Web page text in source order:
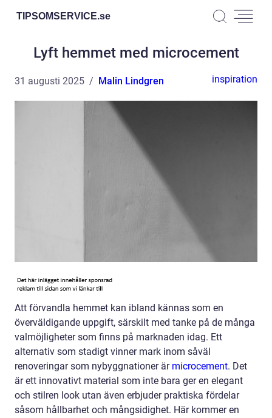
TIPSOMSERVICE.se
Lyft hemmet med microcement
31 augusti 2025 Malin Lindgren inspiration
Att förvandla hemmet kan ibland kännas som en
överväldigande uppgift, särskilt med tanke på de många
valmöjligheter som finns på marknaden idag. Ett
alternativ som stadigt vinner mark inom såväl
renoveringar som nybyggnationer är microcement. Det
är ett innovativt material som inte bara ger en elegant
och stilren look utan även erbjuder praktiska fördelar
såsom hållbarhet och mångsidighet. Här kommer en